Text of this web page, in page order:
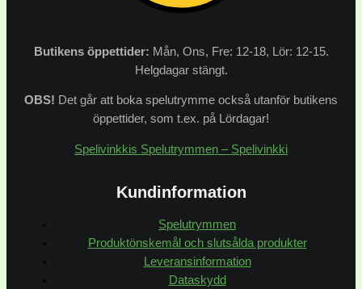
Butikens öppettider: Mån, Ons, Fre: 12-18, Lör: 12-15.
Helgdagar stängt.
OBS! Det går att boka spelutrymme också utanför butikens
öppettider, som t.ex. på Lördagar!
Spelivinkkis Spelutrymmen – Spelivinkki
Kundinformation
Spelutrymmen
Produktönskemål och slutsålda produkter
Leveransinformation
Dataskydd